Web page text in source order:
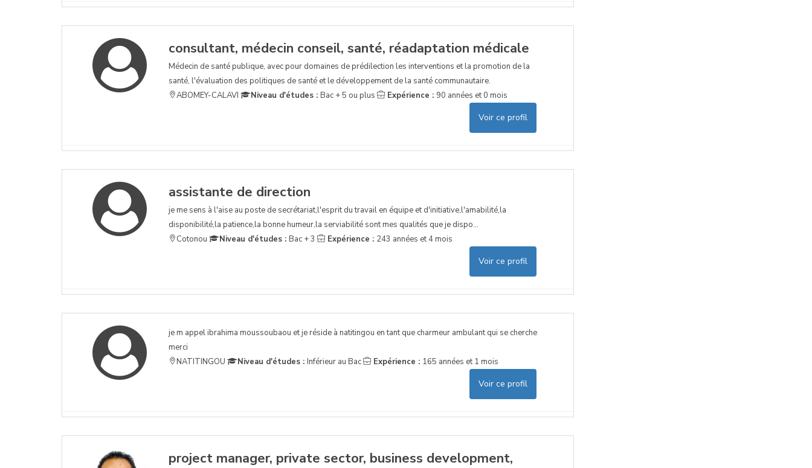
consultant, médecin conseil, santé, réadaptation médicale
Médecin de santé publique, avec pour domaines de prédilection les interventions et la promotion de la
santé, l'évaluation des politiques de santé et le développement de la santé communautaire.
ABOMEY-CALAVI
Niveau d'études : Bac + 5 ou plus Expérience : 90 années et 0 mois
Voir ce profil
assistante de direction
je me sens à l'aise au poste de secrétariat,l'esprit du travail en équipe et d'initiative,l'amabilité,la
disponibilité,la patience,la bonne humeur,la serviabilité sont mes qualités que je dispo...
Cotonou
Niveau d'études : Bac + 3 Expérience : 243 années et 4 mois
Voir ce profil
je m appel ibrahima moussoubaou et je réside à natitingou en tant que charmeur ambulant qui se cherche
merci
NATITINGOU
Niveau d'études : Inférieur au Bac Expérience : 165 années et 1 mois
Voir ce profil
project manager, private sector, business development,